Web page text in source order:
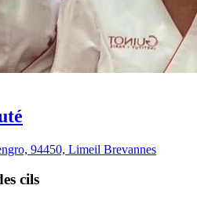
94450, Limeil Brevannes
cils